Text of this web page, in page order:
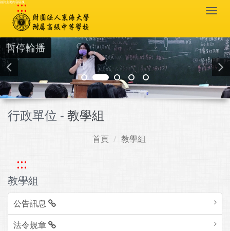
跳到主要內容區塊
:::
暫停輪播
行政單位 - 教學組
首頁 教學組
:::
教學組
公告訊息
法令規章